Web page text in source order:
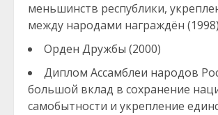
меньшинств республики,
между народами награждён (1998)
Орден Дружбы (2000)
Диплом Ассамблеи народов
большой вклад в сохранение
самобытности и укрепление